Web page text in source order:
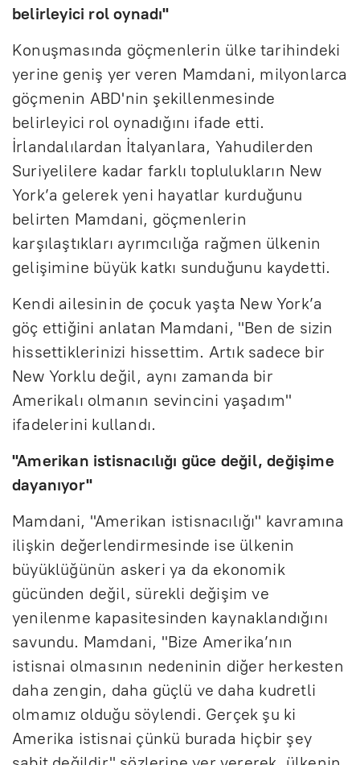
belirleyici rol oynadı"
Konuşmasında göçmenlerin ülke tarihindeki
yerine geniş yer veren Mamdani, milyonlarca
göçmenin ABD'nin şekillenmesinde
belirleyici rol oynadığını ifade etti.
İrlandalılardan İtalyanlara, Yahudilerden
Suriyelilere kadar farklı toplulukların New
York’a gelerek yeni hayatlar kurduğunu
belirten Mamdani, göçmenlerin
karşılaştıkları ayrımcılığa rağmen ülkenin
gelişimine büyük katkı sunduğunu kaydetti.
Kendi ailesinin de çocuk yaşta New York’a
göç ettiğini anlatan Mamdani, "Ben de sizin
hissettiklerinizi hissettim. Artık sadece bir
New Yorklu değil, aynı zamanda bir
Amerikalı olmanın sevincini yaşadım"
ifadelerini kullandı.
"Amerikan istisnacılığı güce değil, değişime
dayanıyor"
Mamdani, "Amerikan istisnacılığı" kavramına
ilişkin değerlendirmesinde ise ülkenin
büyüklüğünün askeri ya da ekonomik
gücünden değil, sürekli değişim ve
yenilenme kapasitesinden kaynaklandığını
savundu. Mamdani, "Bize Amerika’nın
istisnai olmasının nedeninin diğer herkesten
daha zengin, daha güçlü ve daha kudretli
olmamız olduğu söylendi. Gerçek şu ki
Amerika istisnai çünkü burada hiçbir şey